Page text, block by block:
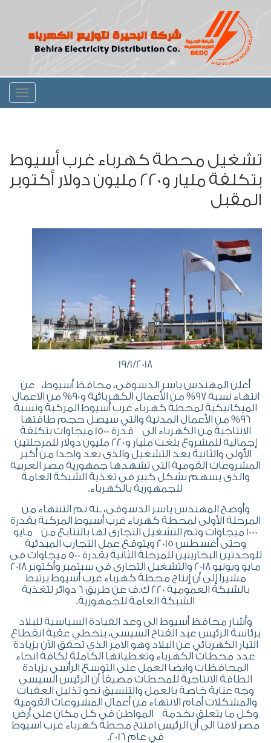
Toggle
تشغيل محطة كهرباء غرب أسيوط
بتكلفة مليار و220 مليون دولار أكتوبر
المقبل
19/1/2018
أعلن المهندس ياسر الدسوقى، محافظ أسيوط، عن
انتهاء نسبة 97% من الأعمال الكهربائية و90% من الاعمال
الميكانيكية لمحطة كهرباء غرب أسيوط المركبة ونسبة
96% من الأعمال المدنية والتي سيصل حجم طاقتها
الانتاجية من الكهرباء الى قدرة 1500 ميجاوات بتكلفة
إجمالية للمشروع بلغت مليار و220 مليون دولار للمرحلتين
الأولى والثانية بعد التشغيل والذى يعد واحدا من أكبر
المشروعات القومية التى تشهدها جمهورية مصر العربية
والذى يسهم بشكل كبير فى تغذية الشبكة العامة
للجمهورية بالكهرباء.
وأوضح المهندس ياسر الدسوقى، ـنه تم التنتهاء من
المرحلة الأولى لمحطة كهرباء غرب أسيوط المركبة بقدرة
1000 ميجاوات وتم التشغيل التجارى لها بالتتابع من مايو
وحتى أغسطس 2015 ويتوقع عمل التجارب المبدئية
للوحدتين البخاريتين للمرحلة الثانية بقدرة 500 ميجاوات فى
مايو ويونيو 2018 والتشغيل التجارى فى سبتمبر وأكتوبر 2018
مشيرا إلى أن إنتاج محطة كهرباء غرب أسيوط يرتبط
بالشبكة العمومية 220 ك.ف عن طريق 6 دوائر لتغذية
الشبكة العامة للجمهورية.
وأشار محافظ أسيوط الى وعد القيادة السياسية للبلاد
برئاسة الرئيس عبد الفتاح السيسي، بتخطي عقبة انقطاع
التيار الكهربائي عن البلاد وهو الامر الذي تحقق الآن بزيادة
عدد محطات الكهرباء وتغطياتها الكاملة لكافة انحاء
المحافظات وايضا العمل على التوسع الرأسي بزيادة
الطاقة الانتاجية للمحطات مضيفاً أن الرئيس السيسي
وجه عناية خاصة بالعمل والتنسيق نحو تذليل العقبات
والمشكلات أمام الانتهاء من أعمال المشروعات القومية
وكل ما يتعلق بخدمة المواطن في كل مكان على أرض
مصر لافتا الى أن الرئيس افتتح محطة كهرباء غرب اسيوط
في عام 2016.